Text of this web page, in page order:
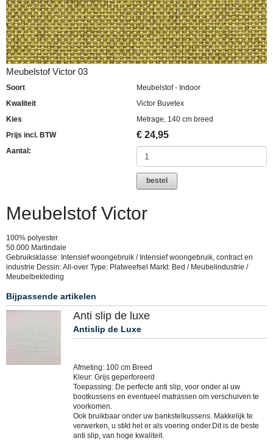
Meubelstof Victor 03
Soort
Meubelstof - Indoor
Kwaliteit
Victor Buvetex
Kies
Metrage, 140 cm breed
Prijs incl. BTW
€ 24,95
Aantal:
bestel
Meubelstof Victor
100% polyester
50.000 Martindale
Gebruiksklasse: Intensief woongebruik / Intensief woongebruik, contract en
industrie Dessin: All-over Type: Platweefsel Markt: Bed / Meubelindustrie /
Meubelbekleding
Bijpassende artikelen
Anti slip de luxe
Antislip de Luxe
Afmeting: 100 cm Breed
Kleur: Grijs geperforeerd
Toepassing: De perfecte anti slip, voor onder al uw
bootkussens en eventueel matrassen om verschuiven te
voorkomen.
Ook bruikbaar onder uw bankstelkussens. Makkelijk te
verwerken, u stikt het er als voering onder.Dit is de beste
anti slip, van hoge kwaliteit.